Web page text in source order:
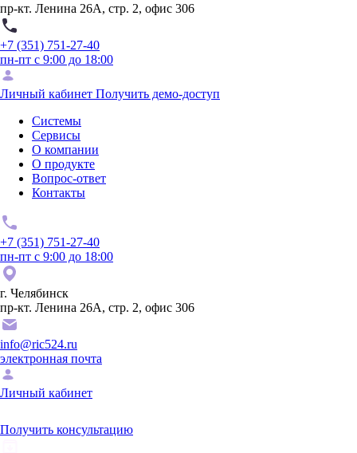
пр-кт. Ленина 26А, стр. 2, офис 306
+7 (351) 751-27-40
пн-пт с 9:00 до 18:00
Личный кабинет Получить демо-доступ
Системы
Сервисы
О компании
О продукте
Вопрос-ответ
Контакты
+7 (351) 751-27-40
пн-пт с 9:00 до 18:00
г. Челябинск
пр-кт. Ленина 26А, стр. 2, офис 306
info@ric524.ru
электронная почта
Личный кабинет
Получить консультацию